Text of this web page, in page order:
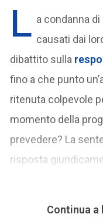
L a condanna
causati dai
dibattito sulla
fino a che punto
ritenuta colpevole
momento della
prevedere? La
risposta
Continua